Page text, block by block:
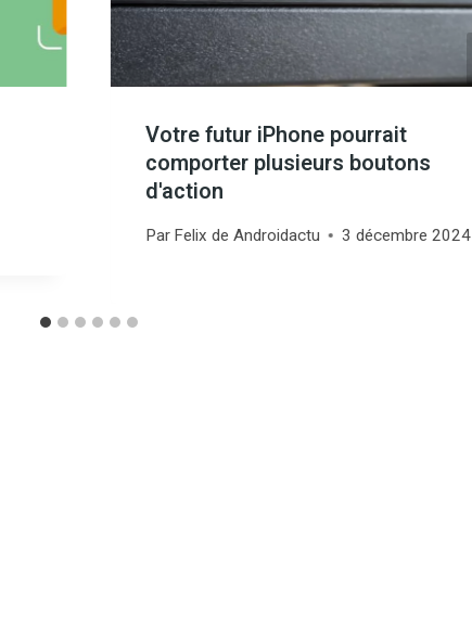
Votre futur iPhone pourrait
comporter plusieurs boutons
d'action
Par Felix de Androidactu 3 décembre 2024